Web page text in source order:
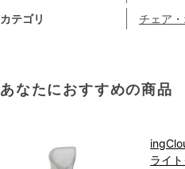
カテゴリ
チェア
あなたにおすすめの商品
ライ